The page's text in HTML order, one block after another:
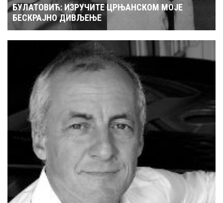
БУЛАТОВИЋ: ИЗРУЧИТЕ ЦРЊАНСКОМ МОЈЕ
БЕСКРАЈНО ДИВЉЕЊЕ